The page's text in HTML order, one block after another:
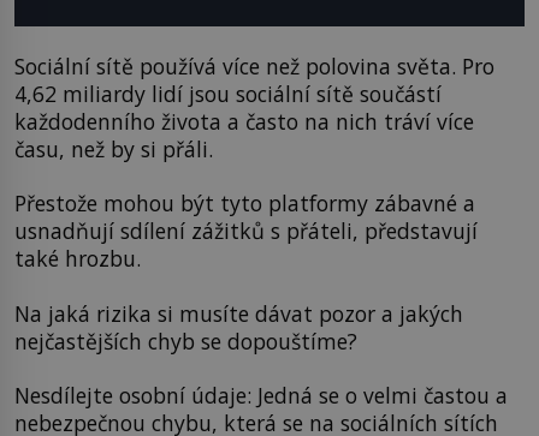
Sociální sítě používá více než polovina světa. Pro
4,62 miliardy lidí jsou sociální sítě součástí
každodenního života a často na nich tráví více
času, než by si přáli.
Přestože mohou být tyto platformy zábavné a
usnadňují sdílení zážitků s přáteli, představují
také hrozbu.
Na jaká rizika si musíte dávat pozor a jakých
nejčastějších chyb se dopouštíme?
Nesdílejte osobní údaje: Jedná se o velmi častou a
nebezpečnou chybu, která se na sociálních sítích